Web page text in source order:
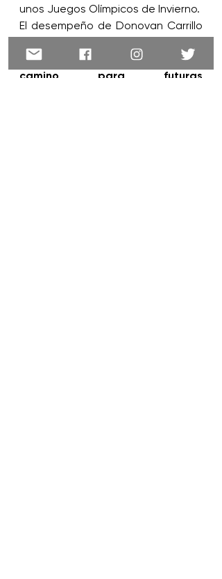
unos Juegos Olímpicos de Invierno.
El desempeño de Donovan Carrillo
deportiva, sino que también
abre
camino para futuras